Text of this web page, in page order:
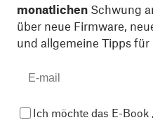
monatlichen Schwung
über neue Firmware,
und allgemeine Tipps für
Ich möchte das E-Book